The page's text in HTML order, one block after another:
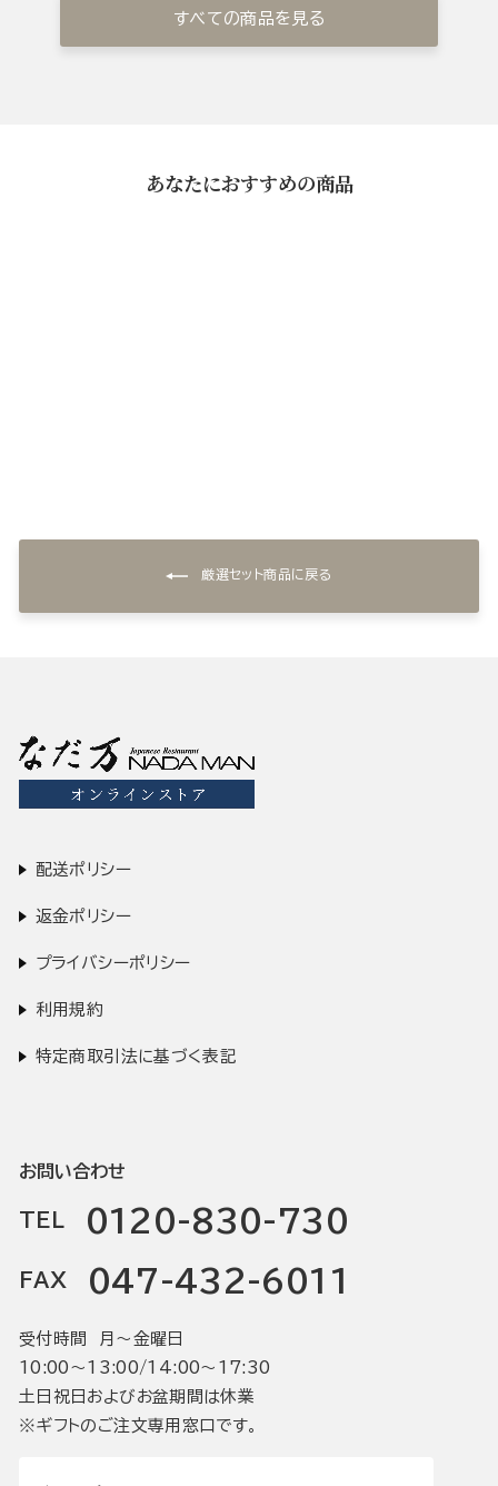
すべての商品を見る
あなたにおすすめの商品
厳選セット商品に戻る
配送ポリシー
返金ポリシー
プライバシーポリシー
利用規約
特定商取引法に基づく表記
お問い合わせ
TEL 0120-830-730
FAX 047-432-6011
受付時間 月〜金曜日
10:00〜13:00/14:00〜17:30
土日祝日およびお盆期間は休業
※ギフトのご注文専用窓口です。